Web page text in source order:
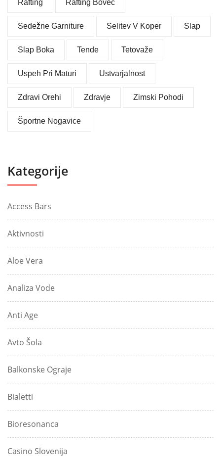
Rafting Rafting Bovec
Sedežne Garniture Selitev V Koper Slap
Slap Boka Tende Tetovaže
Uspeh Pri Maturi Ustvarjalnost
Zdravi Orehi Zdravje Zimski Pohodi
Športne Nogavice
Kategorije
Access Bars
Aktivnosti
Aloe Vera
Analiza Vode
Anti Age
Avto Šola
Balkonske Ograje
Bialetti
Bioresonanca
Casino Slovenija